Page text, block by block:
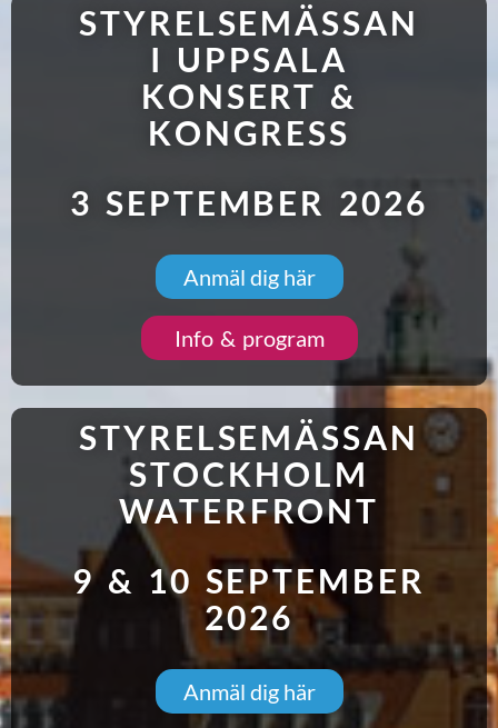
STYRELSEMÄSSAN
I UPPSALA
KONSERT &
KONGRESS
3 SEPTEMBER 2026
Anmäl dig här
Info & program
STYRELSEMÄSSAN
STOCKHOLM
WATERFRONT
9 & 10 SEPTEMBER
2026
Anmäl dig här